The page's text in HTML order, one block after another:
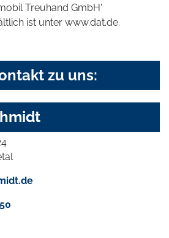
Treuhand GmbH'
ist unter www.dat.de.
zu uns: